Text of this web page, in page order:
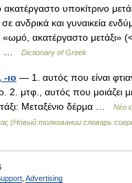
υποκίτρινο
σε ανδρικά και γυναικεία
ακατέργαστο μετάξι»
…
Dictionary of Greek
-ιο — 1. αυτός που είναι
2. μτφ., αυτός που μοιάζει με
Μεταξένιο δέρμα …
Νέο
(Новый толковании словарь
Advertising